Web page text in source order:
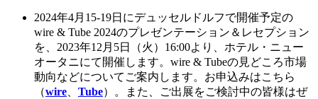
2024年4月15-19日にデュッセルドルフで開催予定の
wire & Tube 2024のプレゼンテーション＆レセプション
を、2023年12月5日（火）16:00より、ホテル・ニュー
オータニにて開催します。wire & Tubeの見どころ市場
動向などについてご案内します。お申込みはこちら
（wire Tube）。また、ご出展をご検討中の皆様はぜ